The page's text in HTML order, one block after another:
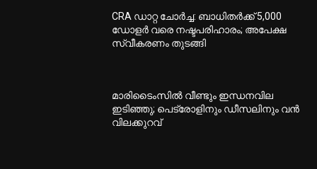
CRA ഡാറ്റ ചോർച്ച: ബാധിതർക്ക് 5,000
ഡോളർ വരെ നഷ്ടപരിഹാരം; അപേക്ഷ
സ്വീകരണം തുടങ്ങി
മാരിടൈംസിൽ വീണ്ടും ഇന്ധനവില
ഇടിഞ്ഞു; പെട്രോളിനും ഡീസലിനും വൻ
വിലക്കുറവ്